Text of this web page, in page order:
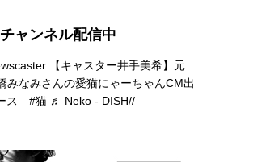
ャンネル配信中
【キャスター井手美希】元
みなみさんの愛猫にゃーちゃんCM出
ス#猫 ♬ Neko - DISH//